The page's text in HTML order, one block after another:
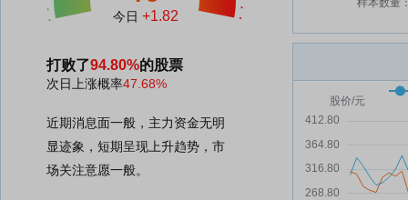
今日 +1.82
打败了94.80%的股票
次日上涨概率47.68%
近期消息面一般，主力资金无明
显迹象，短期呈现上升趋势，市
场关注意愿一般。
样本数量